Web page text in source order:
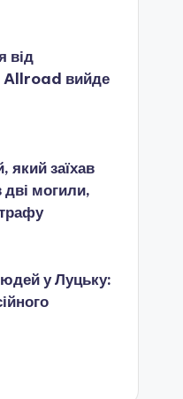
від
Allroad вийде
який заїхав
дві могили,
у Луцьку: